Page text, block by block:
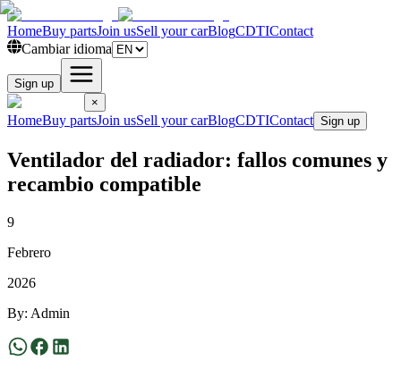
HomeBuy partsJoin usSell your carBlogCDTIContact
Cambiar idioma
Sign up
×
HomeBuy partsJoin usSell your carBlogCDTIContact Sign up
Ventilador del radiador: fallos comunes y
recambio compatible
9
Febrero
2026
By: Admin